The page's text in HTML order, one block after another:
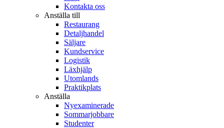
Kontakta oss
Anställa till
Restaurang
Detaljhandel
Säljare
Kundservice
Logistik
Läxhjälp
Utomlands
Praktikplats
Anställa
Nyexaminerade
Sommarjobbare
Studenter